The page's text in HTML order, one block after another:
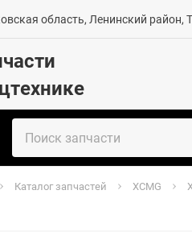
область, Ленинский район,
Каталог запчастей XCMG